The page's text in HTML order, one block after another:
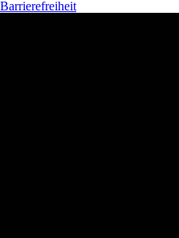
Barrierefreiheit